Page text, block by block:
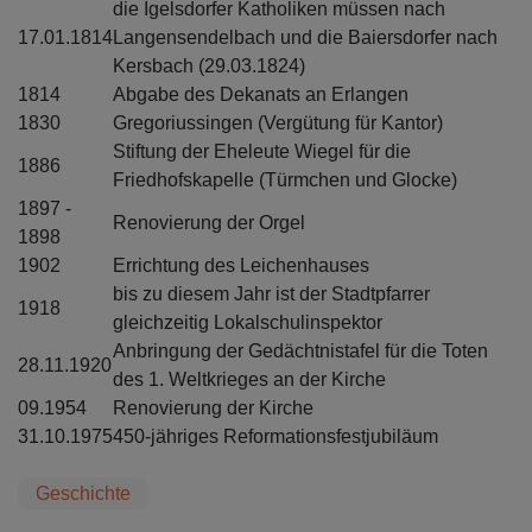
17.01.1814
die Igelsdorfer Katholiken müssen nach
Langensendelbach und die Baiersdorfer nach
Kersbach (29.03.1824)
1814
Abgabe des Dekanats an Erlangen
1830
Gregoriussingen (Vergütung für Kantor)
1886
Stiftung der Eheleute Wiegel für die
Friedhofskapelle (Türmchen und Glocke)
1897 -
1898
Renovierung der Orgel
1902 Errichtung des Leichenhauses
1918
bis zu diesem Jahr ist der Stadtpfarrer
gleichzeitig Lokalschulinspektor
28.11.1920
Anbringung der Gedächtnistafel für die Toten
des 1. Weltkrieges an der Kirche
09.1954
Renovierung der Kirche
31.10.1975450-jähriges Reformationsfestjubiläum
Geschichte